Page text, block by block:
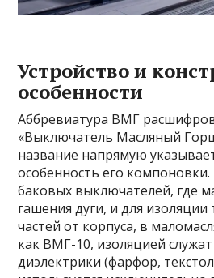
Устройство и
особенности
Аббревиатура ВМГ
«Выключатель Масляный
название напрямую
особенность его
баковых выключателей, где
гашения дуги, и для
частей от корпуса, в
как ВМГ-10, изоляцией
диэлектрики (фарфор,